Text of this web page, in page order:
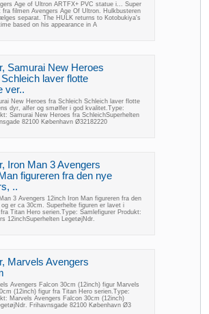
Age of Ultron ARTFX+ PVC statue i... Super
filmen Avengers Age Of Ultron. Hulkbusteren
separat. The HULK returns to Kotobukiya's
based on his appearance in A
Samurai New Heroes
laver flotte
ver..
New Heroes fra Schleich Schleich laver flotte
dyr, alfer og smølfer i god kvalitet.Type:
Samurai New Heroes fra SchleichSuperhelten
82100 København Ø32182220
Iron Man 3 Avengers
figureren fra den nye
..
3 Avengers 12inch Iron Man figureren fra den
er ca 30cm. Superhelte figuren er lavet i
Titan Hero serien.Type: Samlefigurer Produkt:
12inchSuperhelten LegetøjNdr.
Marvels Avengers
Avengers Falcon 30cm (12inch) figur Marvels
(12inch) figur fra Titan Hero serien.Type:
Marvels Avengers Falcon 30cm (12inch)
Frihavnsgade 82100 København Ø3